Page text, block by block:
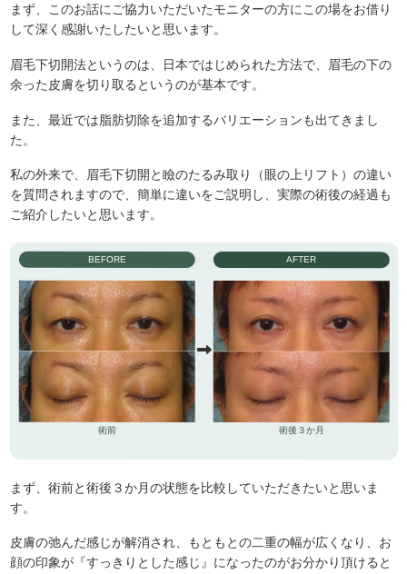
※初診の方専用
無料相談・
お問い合わせ
03-5315-4391
まず、このお話にご協力いただいたモニターの方にこの場をお借り
して深く感謝いたしたいと思います。
眉毛下切開法というのは、日本ではじめられた方法で、眉毛の下の
余った皮膚を切り取るというのが基本です。
また、最近では脂肪切除を追加するバリエーションも出てきまし
た。
私の外来で、眉毛下切開と瞼のたるみ取り（眼の上リフト）の違い
を質問されますので、簡単に違いをご説明し、実際の術後の経過も
ご紹介したいと思います。
BEFORE
術前
AFTER
術後３か月
まず、術前と術後３か月の状態を比較していただきたいと思いま
す。
皮膚の弛んだ感じが解消され、もともとの二重の幅が広くなり、お
顔の印象が『すっきりとした感じ』になったのがお分かり頂けると